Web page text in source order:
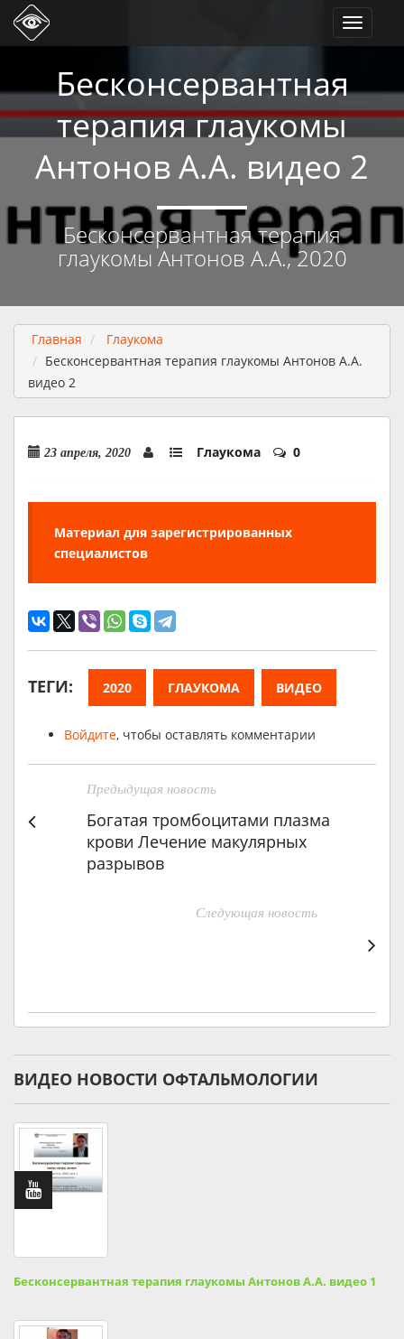
Бесконсервантная
терапия глаукомы
Антонов А.А. видео 2
Бесконсервантная терапия
глаукомы Антонов А.А., 2020
Toggle
Главная
Глаукома
Бесконсервантная терапия глаукомы Антонов А.А.
видео 2
23 апреля, 2020 Глаукома 0
Материал для зарегистрированных
специалистов
ТЕГИ: 2020 ГЛАУКОМА ВИДЕО
Войдите, чтобы оставлять комментарии
Предыдущая новость
Богатая тромбоцитами плазма
крови Лечение макулярных
разрывов
Следующая новость
ВИДЕО НОВОСТИ ОФТАЛЬМОЛОГИИ
Бесконсервантная терапия глаукомы Антонов А.А. видео 1